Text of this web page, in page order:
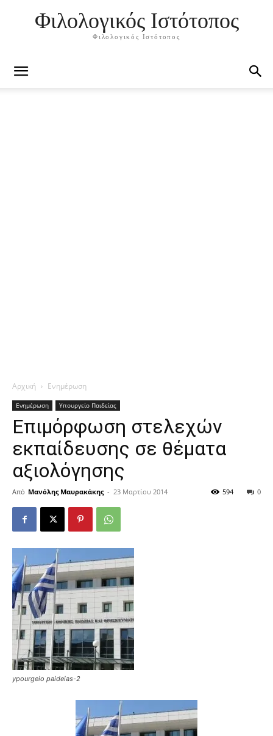
Φιλολογικός Ιστότοπος
Φιλολογικός Ιστότοπος
Αρχική Ενημέρωση
Ενημέρωση Υπουργείο Παιδείας
Επιμόρφωση στελεχών
εκπαίδευσης σε θέματα
αξιολόγησης
Από Μανόλης Μαυρακάκης - 23 Μαρτίου 2014 0
594
ypourgeio paideias-2